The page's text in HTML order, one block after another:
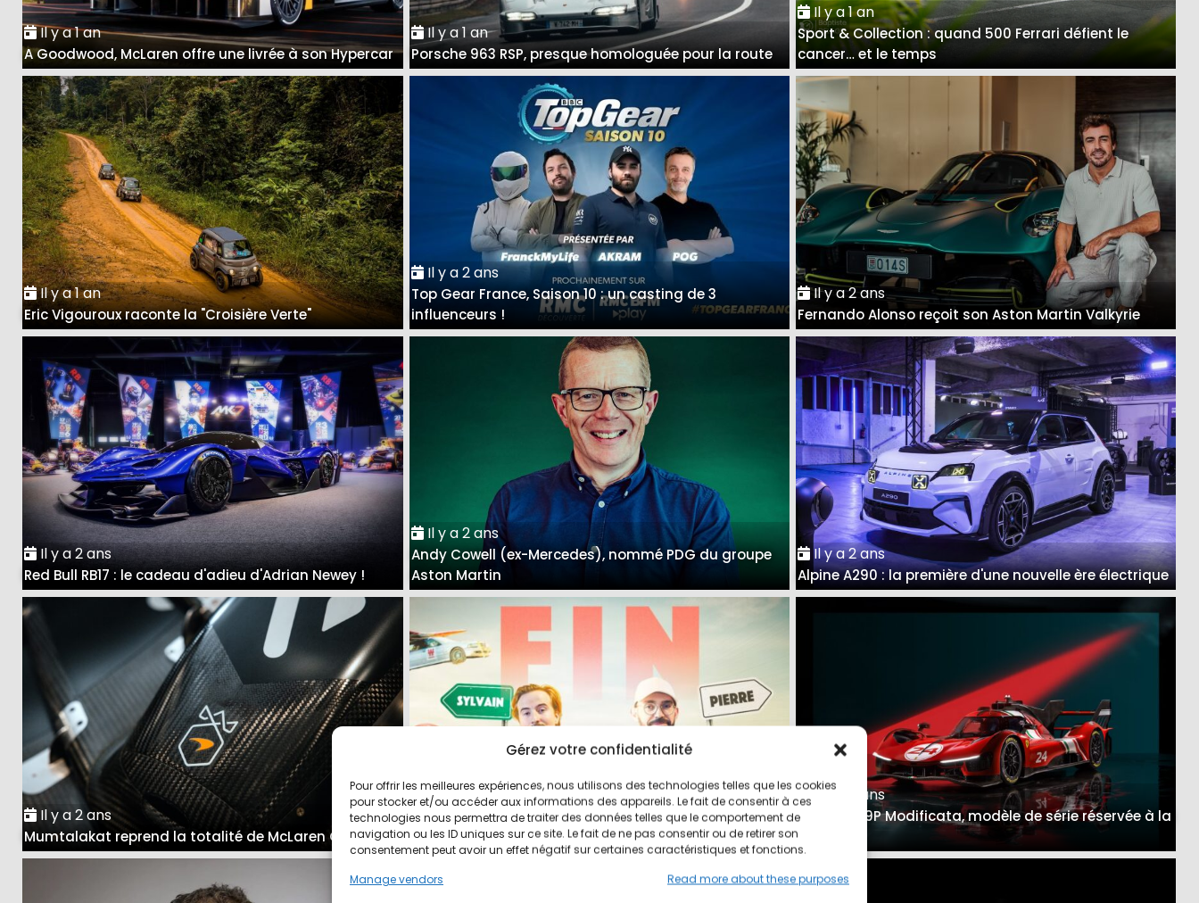
Gérez votre confidentialité
Pour offrir les meilleures expériences, nous utilisons des technologies telles que les cookies
pour stocker et/ou accéder aux informations des appareils. Le fait de consentir à ces
technologies nous permettra de traiter des données telles que le comportement de
navigation ou les ID uniques sur ce site. Le fait de ne pas consentir ou de retirer son
consentement peut avoir un effet négatif sur certaines caractéristiques et fonctions.
Manage vendors
Read more about these purposes
Il y a 1 an
A Goodwood, McLaren offre une livrée à son Hypercar
Il y a 1 an
Porsche 963 RSP, presque homologuée pour la route
Il y a 1 an
Sport & Collection : quand 500 Ferrari défient le
cancer… et le temps
Il y a 1 an
Eric Vigouroux raconte la "Croisière Verte"
Il y a 2 ans
Top Gear France, Saison 10 : un casting de 3
influenceurs !
Il y a 2 ans
Fernando Alonso reçoit son Aston Martin Valkyrie
Il y a 2 ans
Red Bull RB17 : le cadeau d'adieu d'Adrian Newey !
Il y a 2 ans
Andy Cowell (ex-Mercedes), nommé PDG du groupe
Aston Martin
Il y a 2 ans
Alpine A290 : la première d'une nouvelle ère électrique
Il y a 2 ans
Mumtalakat reprend la totalité de McLaren Group
Il y a 3 ans
Pierre et Sylvain arrêtent l'aventure Vilebrequin sur
YouTube
Il y a 3 ans
Ferrari 499P Modificata, modèle de série réservée à la
piste